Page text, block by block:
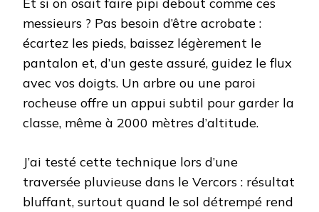
messieurs ? Pas besoin d’être acrobate :
écartez les pieds, baissez légèrement le
pantalon et, d’un geste assuré, guidez le flux
avec vos doigts. Un arbre ou une paroi
rocheuse offre un appui subtil pour garder la
classe, même à 2000 mètres d’altitude.
J’ai testé cette technique lors d’une
traversée pluvieuse dans le Vercors : résultat
bluffant, surtout quand le sol détrempé rend